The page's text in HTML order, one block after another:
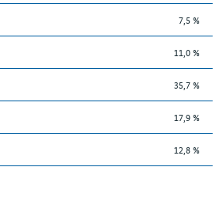
7,5 %
11,0 %
35,7 %
17,9 %
12,8 %